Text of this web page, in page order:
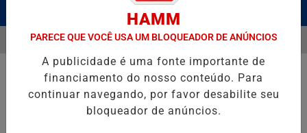
Pesquisar Notícia
HOMENAGEIA UZIEL BUENO NO TERRAÇO MINEIRO NA
EM ALTA
MENU
HAMM
PARECE QUE VOCÊ USA UM BLOQUEADOR DE ANÚNCIOS
A publicidade é uma fonte importante de
financiamento do nosso conteúdo. Para
continuar navegando, por favor desabilite seu
bloqueador de anúncios.